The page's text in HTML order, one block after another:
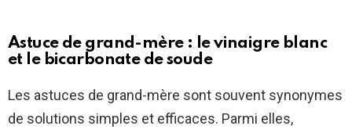
Astuce de grand-mère : le vinaigre blanc
et le bicarbonate de soude
Les astuces de grand-mère sont souvent synonymes
de solutions simples et efficaces. Parmi elles,